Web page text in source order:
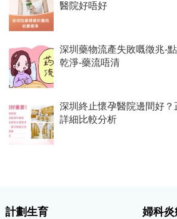
醫院好唔好
深圳藥物流產失敗嘅徵兆-
乾淨-藥流唔清
深圳終止懷孕醫院邊間好？
詳細比較分析
計劃生育 婦科炎